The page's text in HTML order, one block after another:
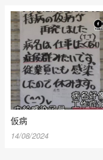
仮病
14/08/2024